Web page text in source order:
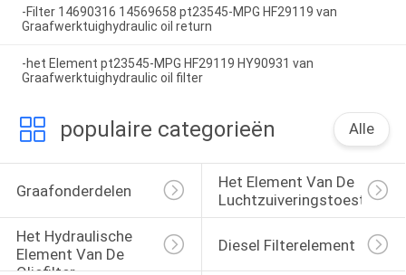
-Filter 14690316 14569658 pt23545-MPG HF29119 van
Graafwerktuighydraulic oil return
-het Element pt23545-MPG HF29119 HY90931 van
Graafwerktuighydraulic oil filter
populaire categorieën Alle
Graafonderdelen
Het Element Van De
Het Hydraulische
Element Van De
Diesel Filterelement